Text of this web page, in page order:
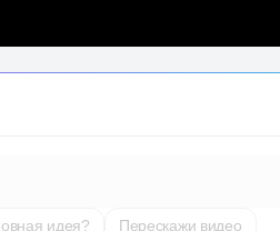
идея? Перескажи видео